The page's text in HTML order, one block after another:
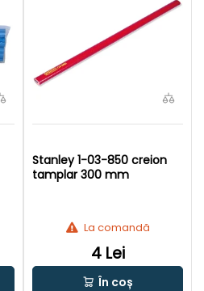
Stanley 1-03-850 creion
tamplar 300 mm
La comandă
4 Lei
În coș